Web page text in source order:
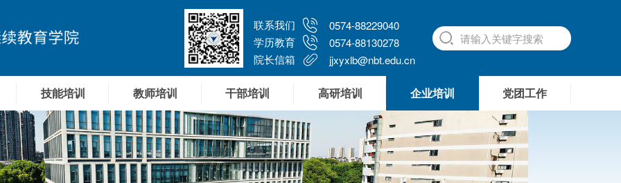
联系我们
0574-88229040
学历教育
0574-88130278
院长信箱
jjxyxlb@nbt.edu.cn
技能培训 教师培训 干部培训 高研培训 企业培训 党团工作